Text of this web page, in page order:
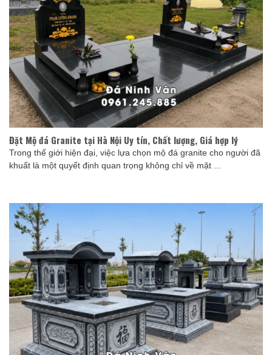
Đặt Mộ đá Granite tại Hà Nội Uy tín, Chất lượng, Giá hợp lý
Trong thế giới hiện đại, việc lựa chọn mộ đá granite cho người đã
khuất là một quyết định quan trọng không chỉ về mặt ...